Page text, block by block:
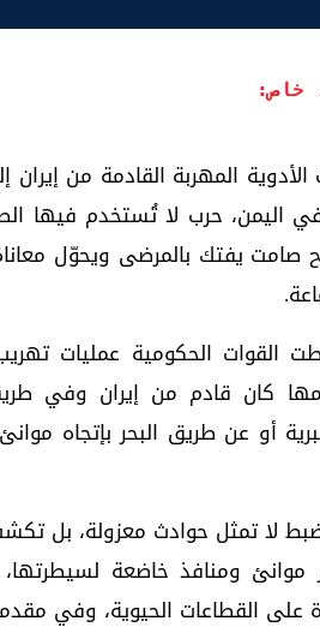
خاص:
المهربة القادمة من
اليمن، حرب لا تُستخدم فيها
صامت يفتك بالمرضى ويحوّل
القوات الحكومية عمليات
كان قادم من إيران وفي
أو عن طريق البحر بإتجاه
لا تمثل حوادث معزولة، بل
موانئ ومنافذ خاضعة
على القطاعات الحيوية، وفي